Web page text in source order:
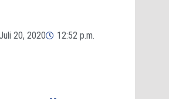
20, 2020 12:52 p.m.